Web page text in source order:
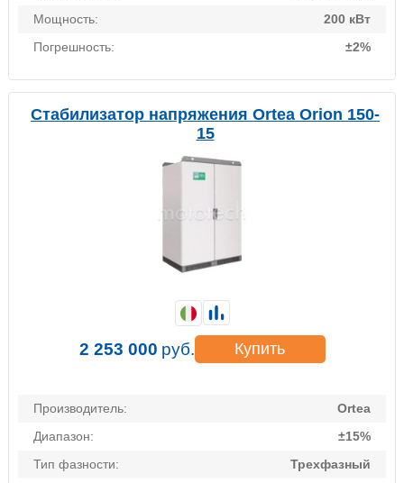
Мощность:
200 кВт
Погрешность:
±2%
Стабилизатор напряжения Ortea Orion 150-
15
Производитель:
Ortea
Диапазон:
±15%
Тип фазности:
Трехфазный
2 253 000 руб. Купить